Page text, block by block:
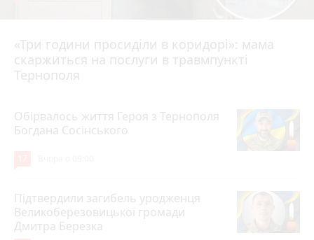
«Три години просиділи в коридорі»: мама
скаржиться на послуги в травмпункті
Тернополя
Вчора о 13:05
Обірвалось життя Героя з Тернополя
Богдана Сосінського
Підтвердили загибель уродженця
Великоберезовицької громади
Дмитра Березка